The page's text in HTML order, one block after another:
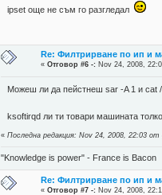
ipset още не съм го разгледал
Re: Филтрирване по ип и
«Отговор #6 -: Nov 24, 2008,
Можеш ли да пейстнеш sar -A 1 и cat
ksoftirqd ли ти товари машината
«Последна редакция: Nov 24, 2008, 22:03 от
"Knowledge is power" - France is Bacon
Re: Филтрирване по ип и
«Отговор #7 -: Nov 24, 2008,